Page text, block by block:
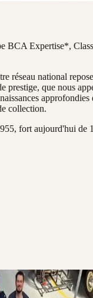
BCA Expertise*,
réseau national
prestige, que nous
collection.
fort aujourd'hui de